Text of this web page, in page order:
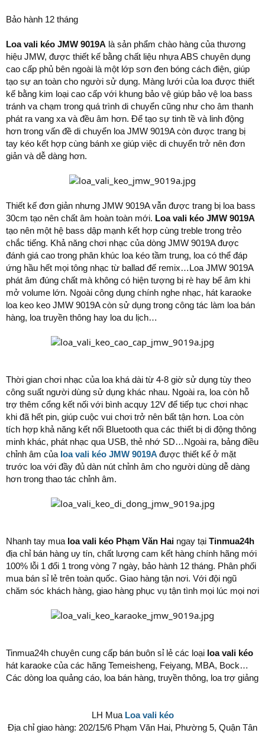
Bảo hành 12 tháng
Loa vali kéo JMW 9019A là sản phẩm chào hàng của thương
hiệu JMW, được thiết kế bằng chất liệu nhựa ABS chuyên dụng
cao cấp phủ bên ngoài là một lớp sơn đen bóng cách điện, giúp
tạo sự an toàn cho người sử dụng. Màng lưới của loa được thiết
kế bằng kim loại cao cấp với khung bảo vệ giúp bảo vệ loa bass
tránh va chạm trong quá trình di chuyển cũng như cho âm thanh
phát ra vang xa và đều âm hơn. Để tạo sự tinh tề và linh động
hơn trong vấn đề di chuyển loa JMW 9019A còn được trang bị
tay kéo kết hợp cùng bánh xe giúp việc di chuyển trở nên đơn
giản và dễ dàng hơn.
Thiết kế đơn giản nhưng JMW 9019A vẫn được trang bị loa bass
30cm tạo nên chất âm hoàn toàn mới. Loa vali kéo JMW 9019A
tạo nên một hệ bass dập mạnh kết hợp cùng treble trong trẻo
chắc tiếng. Khả năng chơi nhạc của dòng JMW 9019A được
đánh giá cao trong phân khúc loa kéo tầm trung, loa có thể đáp
ứng hầu hết mọi tông nhạc từ ballad đế remix…Loa JMW 9019A
phát âm đúng chất mà không có hiện tượng bị rè hay bể âm khi
mở volume lớn. Ngoài công dụng chính nghe nhạc, hát karaoke
loa keo keo JMW 9019A còn sử dụng trong công tác làm loa bán
hàng, loa truyền thông hay loa du lịch…
Thời gian chơi nhạc của loa khá dài từ 4-8 giờ sử dụng tùy theo
công suất người dùng sử dụng khác nhau. Ngoài ra, loa còn hỗ
trợ thêm cổng kết nối với bình acquy 12V để tiếp tục chơi nhạc
khi đã hết pin, giúp cuộc vui chơi trở nên bất tận hơn. Loa còn
tích hợp khả năng kết nối Bluetooth qua các thiết bị di động thông
minh khác, phát nhạc qua USB, thẻ nhớ SD…Ngoài ra, bảng điều
chỉnh âm của loa vali kéo JMW 9019A được thiết kế ở mặt
trước loa với đầy đủ dàn nút chỉnh âm cho người dùng dễ dàng
hơn trong thao tác chỉnh âm.
Nhanh tay mua loa vali kéo Phạm Văn Hai ngay tại Tinmua24h
địa chỉ bán hàng uy tín, chất lượng cam kết hàng chính hãng mới
100% lỗi 1 đổi 1 trong vòng 7 ngày, bảo hành 12 tháng. Phân phối
mua bán sỉ lẻ trên toàn quốc. Giao hàng tận nơi. Với đội ngũ
chăm sóc khách hàng, giao hàng phục vụ tận tình mọi lúc mọi nơi
Tinmua24h chuyên cung cấp bán buôn sỉ lẻ các loại loa vali kéo
hát karaoke của các hãng Temeisheng, Feiyang, MBA, Bock…
Các dòng loa quảng cáo, loa bán hàng, truyền thông, loa trợ giảng
LH Mua Loa vali kéo
Địa chỉ giao hàng: 202/15/6 Phạm Văn Hai, Phường 5, Quận Tân